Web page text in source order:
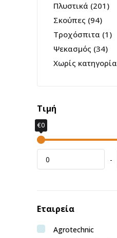
Πλυστικά (201)
Σκούπες (94)
Τροχόσπιτα (1)
Ψεκασμός (34)
Χωρίς κατηγορία
Τιμή
€0
-
Εταιρεία
Agrotechnic